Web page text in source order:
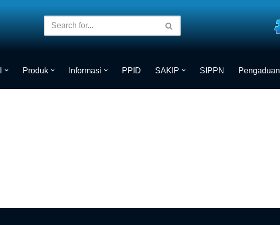
Produk Informasi PPID SAKIP SIPPN Pengaduan